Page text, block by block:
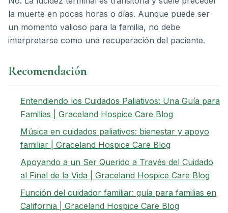
la muerte en pocas horas o días. Aunque puede ser
un momento valioso para la familia, no debe
interpretarse como una recuperación del paciente.
Recomendación
Entendiendo los Cuidados Paliativos: Una Guía para
Familias | Graceland Hospice Care Blog
Música en cuidados paliativos: bienestar y apoyo
familiar | Graceland Hospice Care Blog
Apoyando a un Ser Querido a Través del Cuidado
al Final de la Vida | Graceland Hospice Care Blog
Función del cuidador familiar: guía para familias en
California | Graceland Hospice Care Blog